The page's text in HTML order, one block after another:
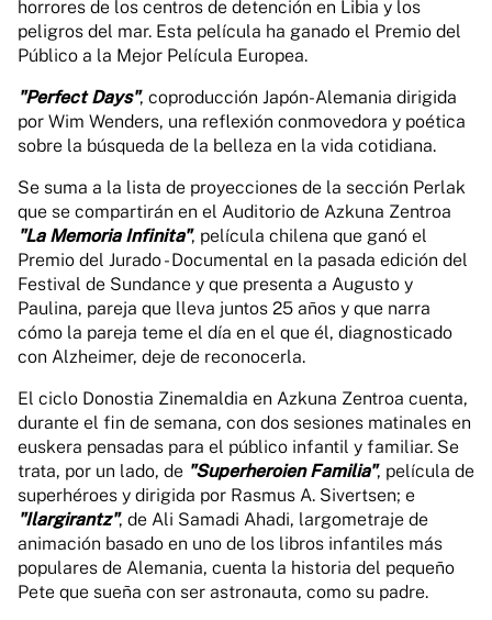
horrores de los centros de detención en Libia y los
peligros del mar. Esta película ha ganado el Premio del
Público a la Mejor Película Europea.
"Perfect Days", coproducción Japón-Alemania dirigida
por Wim Wenders, una reflexión conmovedora y poética
sobre la búsqueda de la belleza en la vida cotidiana.
Se suma a la lista de proyecciones de la sección Perlak
que se compartirán en el Auditorio de Azkuna Zentroa
"La Memoria Infinita", película chilena que ganó el
Premio del Jurado - Documental en la pasada edición del
Festival de Sundance y que presenta a Augusto y
Paulina, pareja que lleva juntos 25 años y que narra
cómo la pareja teme el día en el que él, diagnosticado
con Alzheimer, deje de reconocerla.
El ciclo Donostia Zinemaldia en Azkuna Zentroa cuenta,
durante el fin de semana, con dos sesiones matinales en
euskera pensadas para el público infantil y familiar. Se
trata, por un lado, de "Superheroien Familia", película de
superhéroes y dirigida por Rasmus A. Sivertsen; e
"Ilargirantz", de Ali Samadi Ahadi, largometraje de
animación basado en uno de los libros infantiles más
populares de Alemania, cuenta la historia del pequeño
Pete que sueña con ser astronauta, como su padre.